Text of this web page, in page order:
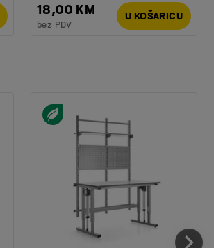
18,00 KM
bez PDV
U KOŠARICU